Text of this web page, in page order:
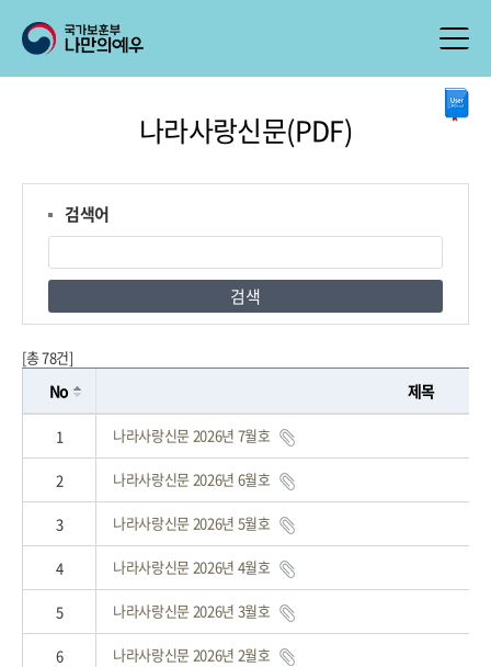
나라사랑신문(PDF)
검색어
검색
[총 78건]
No 제목
1 나라사랑신문 2026년 7월호
2 나라사랑신문 2026년 6월호
3 나라사랑신문 2026년 5월호
4 나라사랑신문 2026년 4월호
5 나라사랑신문 2026년 3월호
6 나라사랑신문 2026년 2월호